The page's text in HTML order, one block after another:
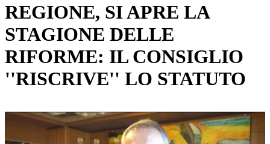
REGIONE, SI APRE LA
STAGIONE DELLE
RIFORME: IL CONSIGLIO
''RISCRIVE'' LO STATUTO